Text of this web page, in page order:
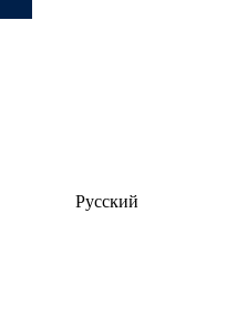
Русский